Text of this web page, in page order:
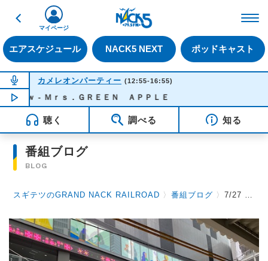
戻る
エアスケジュール NACK5 NEXT ポッドキャスト
マイページ
NOW ON AIR
カメレオンパーティー (12:55-16:55)
NOW PLAYING15:50
ｓ．ＧＲＥＥＮ ＡＰＰＬＥ
聴く 調べる 知る
番組ブログ
BLOG
スギテツのGRAND NACK RAILROAD 〉番組ブログ 〉7/27 山手線に快速がないワケ & 北国行きで